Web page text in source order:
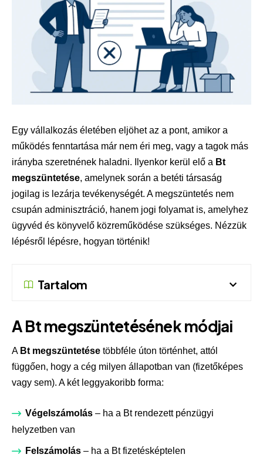
Egy vállalkozás életében eljöhet az a pont, amikor a
működés fenntartása már nem éri meg, vagy a tagok más
irányba szeretnének haladni. Ilyenkor kerül elő a Bt
megszüntetése, amelynek során a betéti társaság
jogilag is lezárja tevékenységét. A megszüntetés nem
csupán adminisztráció, hanem jogi folyamat is, amelyhez
ügyvéd és könyvelő közreműködése szükséges. Nézzük
lépésről lépésre, hogyan történik!
Tartalom
A Bt megszüntetésének módjai
A Bt megszüntetése többféle úton történhet, attól
függően, hogy a cég milyen állapotban van (fizetőképes
vagy sem). A két leggyakoribb forma:
Végelszámolás – ha a Bt rendezett pénzügyi
helyzetben van
Felszámolás – ha a Bt fizetésképtelen